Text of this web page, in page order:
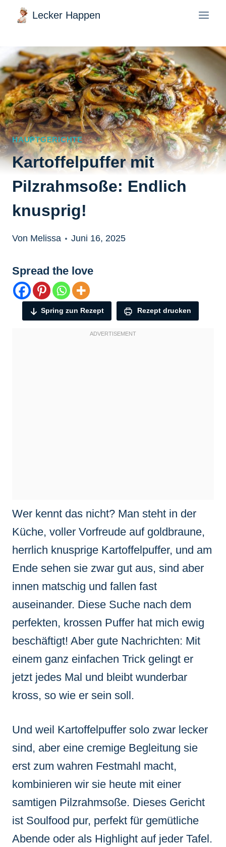
Zum
Inhalt
springen
Lecker Happen
HAUPTGERICHTE
Kartoffelpuffer mit
Pilzrahmsoße: Endlich
knusprig!
Von Melissa Juni 16, 2025
Spread the love
Spring zun Rezept Rezept drucken
Wer kennt das nicht? Man steht in der
Küche, voller Vorfreude auf goldbraune,
herrlich knusprige Kartoffelpuffer, und am
Ende sehen sie zwar gut aus, sind aber
innen matschig und fallen fast
auseinander. Diese Suche nach dem
perfekten, krossen Puffer hat mich ewig
beschäftigt! Aber gute Nachrichten: Mit
einem ganz einfachen Trick gelingt er
jetzt jedes Mal und bleibt wunderbar
kross, so wie er sein soll.
Und weil Kartoffelpuffer solo zwar lecker
sind, aber eine cremige Begleitung sie
erst zum wahren Festmahl macht,
kombinieren wir sie heute mit einer
samtigen Pilzrahmsoße. Dieses Gericht
ist Soulfood pur, perfekt für gemütliche
Abende oder als Highlight auf jeder Tafel.